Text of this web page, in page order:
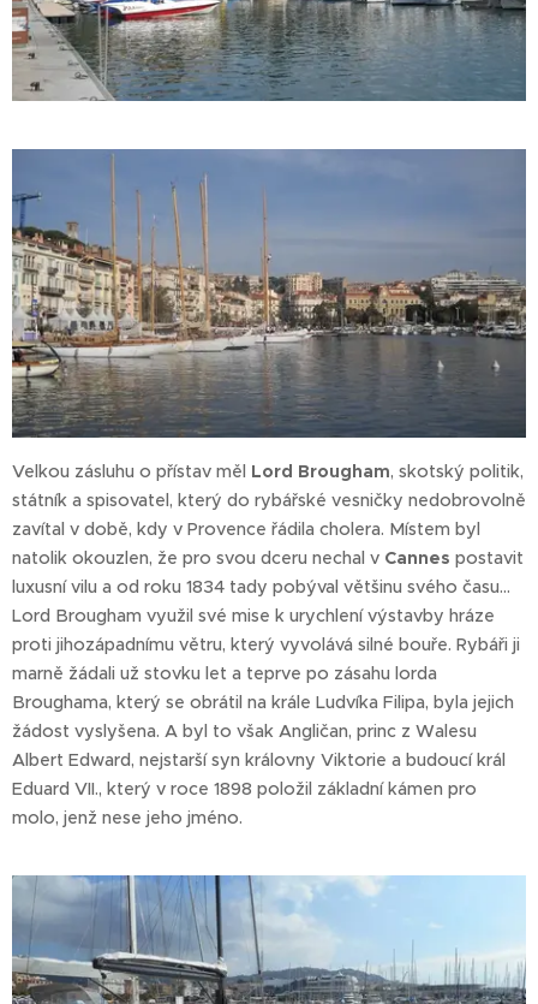
Velkou zásluhu o přístav měl Lord Brougham, skotský politik,
státník a spisovatel, který do rybářské vesničky nedobrovolně
zavítal v době, kdy v Provence řádila cholera. Místem byl
natolik okouzlen, že pro svou dceru nechal v Cannes postavit
luxusní vilu a od roku 1834 tady pobýval většinu svého času...
Lord Brougham využil své mise k urychlení výstavby hráze
proti jihozápadnímu větru, který vyvolává silné bouře. Rybáři ji
marně žádali už stovku let a teprve po zásahu lorda
Broughama, který se obrátil na krále Ludvíka Filipa, byla jejich
žádost vyslyšena. A byl to však Angličan, princ z Walesu
Albert Edward, nejstarší syn královny Viktorie a budoucí král
Eduard VII., který v roce 1898 položil základní kámen pro
molo, jenž nese jeho jméno.